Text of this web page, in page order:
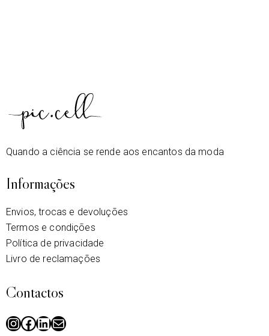
Quando a ciência se rende aos encantos da moda
Informações
Envios, trocas e devoluções
Termos e condições
Política de privacidade
Livro de reclamações
Contactos